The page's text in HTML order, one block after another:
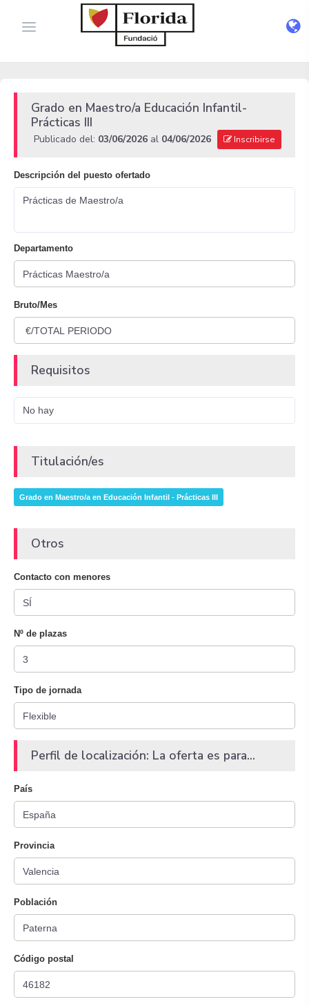
Grado en Maestro/a Educación Infantil-
Prácticas III
Publicado del: 03/06/2026 al 04/06/2026 Inscribirse
Descripción del puesto ofertado
Prácticas de Maestro/a
Departamento
Bruto/Mes
Requisitos
No hay
Titulación/es
Grado en Maestro/a en Educación Infantil - Prácticas III
Otros
Contacto con menores
Nº de plazas
Tipo de jornada
Perfil de localización: La oferta es para...
País
Provincia
Población
Código postal